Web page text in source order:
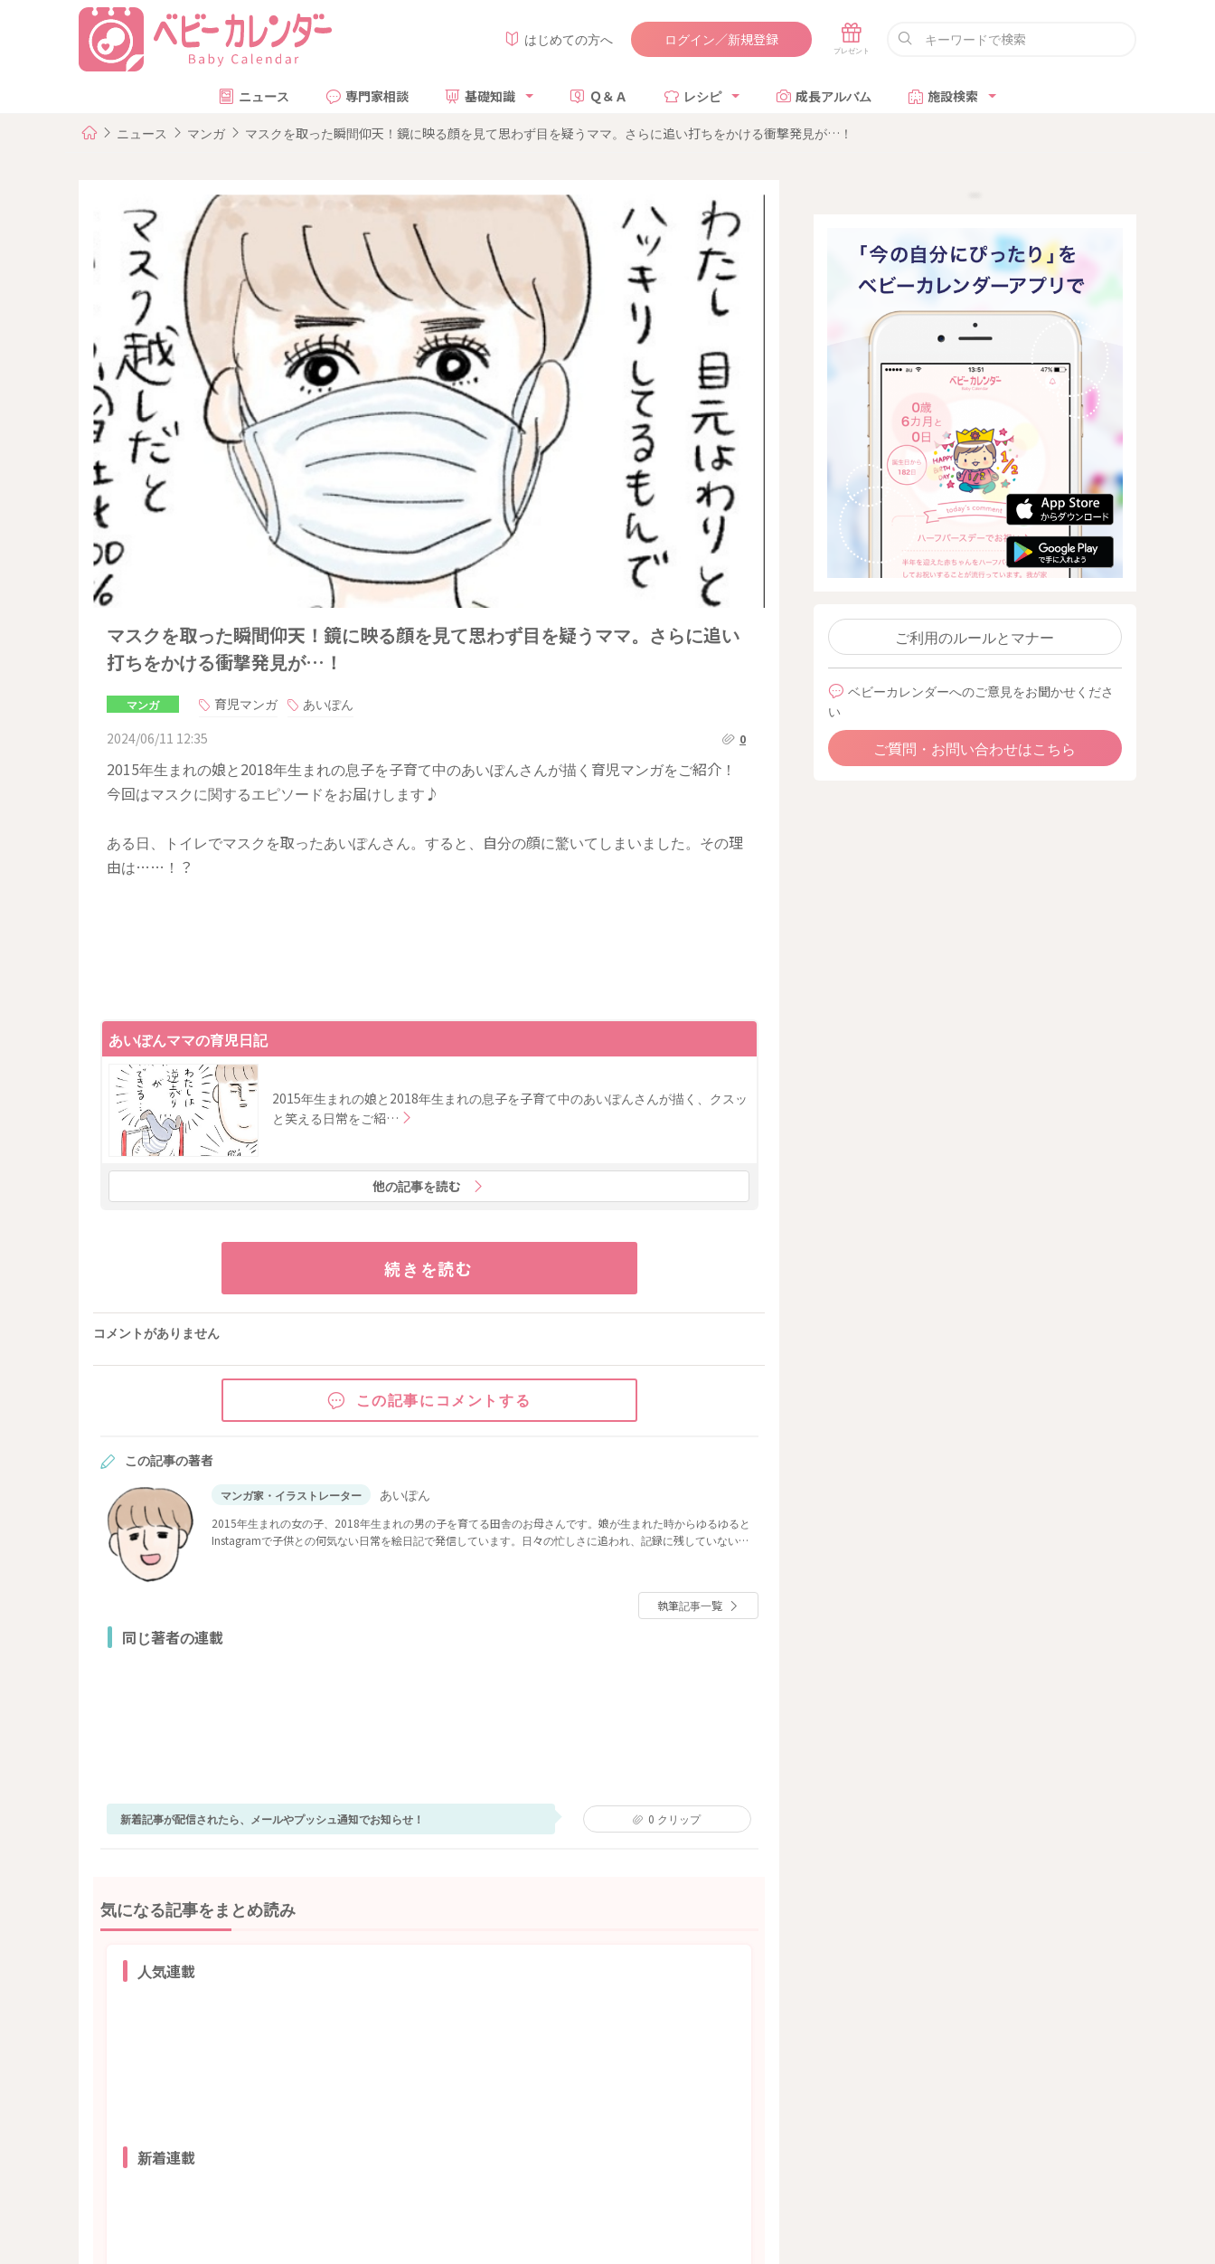
はじめての方へ ログイン／新規登録
ニュース 専門家相談 基礎知識 Ｑ＆Ａ レシピ 成長アルバム 施設検索
ニュース マンガ マスクを取った瞬間仰天！鏡に映る顔を見て思わず目を疑うママ。さらに追い打ちをかける衝撃発見が…！
マスクを取った瞬間仰天！鏡に映る顔を見て思わず目を疑うママ。さらに追い
打ちをかける衝撃発見が…！
マンガ 育児マンガ
あいぽん
2024/06/11 12:35
0
2015年生まれの娘と2018年生まれの息子を子育て中のあいぽんさんが描く育児マンガをご紹介！
今回はマスクに関するエピソードをお届けします♪
ある日、トイレでマスクを取ったあいぽんさん。すると、自分の顔に驚いてしまいました。その理
由は……！？
あいぽんママの育児日記
2015年生まれの娘と2018年生まれの息子を子育て中のあいぽんさんが描く、クスッ
と笑える日常をご紹…
他の記事を読む
続きを読む
コメントがありません
この記事にコメントする
この記事の著者
マンガ家・イラストレーター あいぽん
2015年生まれの女の子、2018年生まれの男の子を育てる田舎のお母さんです。娘が生まれた時からゆるゆると
Instagramで子供との何気ない日常を絵日記で発信しています。日々の忙しさに追われ、記録に残していないと
執筆記事一覧
同じ著者の連載
新着記事が配信されたら、メールやプッシュ通知でお知らせ！ 0 クリップ
気になる記事をまとめ読み
人気連載
新着連載
ご利用のルールとマナー
ベビーカレンダーへのご意見をお聞かせくださ
い
ご質問・お問い合わせはこちら